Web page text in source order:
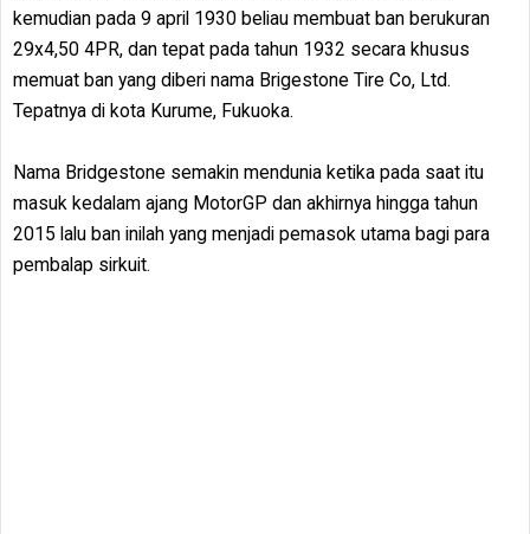
kemudian pada 9 april 1930 beliau membuat ban berukuran
29x4,50 4PR, dan tepat pada tahun 1932 secara khusus
memuat ban yang diberi nama Brigestone Tire Co, Ltd.
Tepatnya di kota Kurume, Fukuoka.
Nama Bridgestone semakin mendunia ketika pada saat itu
masuk kedalam ajang MotorGP dan akhirnya hingga tahun
2015 lalu ban inilah yang menjadi pemasok utama bagi para
pembalap sirkuit.